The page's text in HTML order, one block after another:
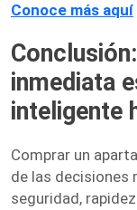
Conoce más aquí
inmediata
inteligente
Comprar un
de las decisiones
seguridad,